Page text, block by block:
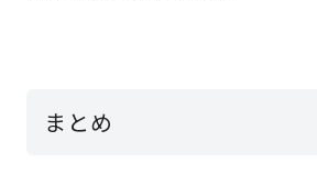
まとめ